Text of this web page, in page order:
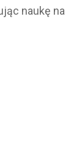
naukę na